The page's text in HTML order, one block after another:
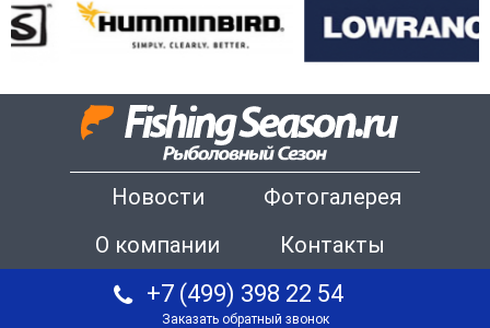
Новости
Фотогалерея
О компании
Контакты
+7 (499) 398 22 54
Заказать обратный звонок